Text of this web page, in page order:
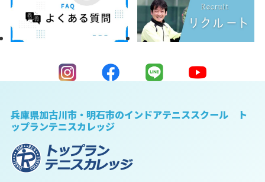
兵庫県加古川市・明石市のインドアテニススクール ト
ップランテニスカレッジ